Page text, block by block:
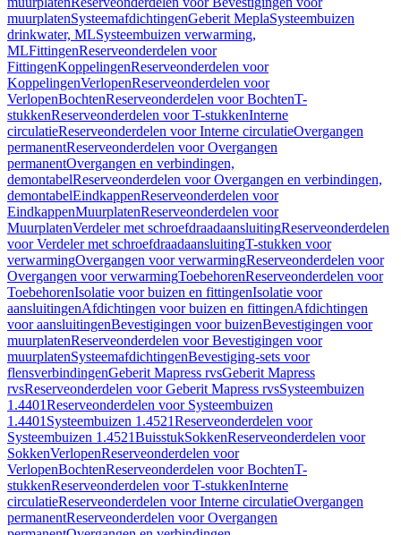
muurplatenSysteemafdichtingenGeberit MeplaSysteembuizen
drinkwater, MLSysteembuizen verwarming,
MLFittingenReserveonderdelen voor
FittingenKoppelingenReserveonderdelen voor
KoppelingenVerlopenReserveonderdelen voor
VerlopenBochtenReserveonderdelen voor BochtenT-
stukkenReserveonderdelen voor T-stukkenInterne
circulatieReserveonderdelen voor Interne circulatieOvergangen
permanentReserveonderdelen voor Overgangen
permanentOvergangen en verbindingen,
demontabelReserveonderdelen voor Overgangen en verbindingen,
demontabelEindkappenReserveonderdelen voor
EindkappenMuurplatenReserveonderdelen voor
MuurplatenVerdeler met schroefdraadaansluitingReserveonderdelen
voor Verdeler met schroefdraadaansluitingT-stukken voor
verwarmingOvergangen voor verwarmingReserveonderdelen voor
Overgangen voor verwarmingToebehorenReserveonderdelen voor
ToebehorenIsolatie voor buizen en fittingenIsolatie voor
aansluitingenAfdichtingen voor buizen en fittingenAfdichtingen
voor aansluitingenBevestigingen voor buizenBevestigingen voor
muurplatenReserveonderdelen voor Bevestigingen voor
muurplatenSysteemafdichtingenBevestiging-sets voor
flensverbindingenGeberit Mapress rvsGeberit Mapress
rvsReserveonderdelen voor Geberit Mapress rvsSysteembuizen
1.4401Reserveonderdelen voor Systeembuizen
1.4401 Systeembuizen 1.4521Reserveonderdelen voor
Systeembuizen 1.4521BuisstukSokkenReserveonderdelen voor
SokkenVerlopenReserveonderdelen voor
VerlopenBochtenReserveonderdelen voor BochtenT-
stukkenReserveonderdelen voor T-stukkenInterne
circulatieReserveonderdelen voor Interne circulatieOvergangen
permanentReserveonderdelen voor Overgangen